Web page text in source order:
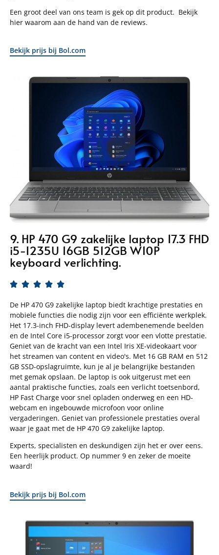
Een groot deel van ons team is gek op dit product. Bekijk
hier waarom aan de hand van de reviews.
Bekijk prijs bij Bol.com
9. HP 470 G9 zakelijke laptop 17.3 FHD
i5-1235U 16GB 512GB W10P
keyboard verlichting.
    
De HP 470 G9 zakelijke laptop biedt krachtige prestaties en
mobiele functies die nodig zijn voor een efficiënte werkplek.
Het 17.3-inch FHD-display levert adembenemende beelden
en de Intel Core i5-processor zorgt voor een vlotte prestatie.
Geniet van de kracht van een Intel Iris XE-videokaart voor
het streamen van content en video's. Met 16 GB RAM en 512
GB SSD-opslagruimte, kun je al je belangrijke bestanden
met gemak opslaan. De laptop is ook uitgerust met een
aantal praktische functies, zoals een verlicht toetsenbord,
HP Fast Charge voor snel opladen onderweg en een HD-
webcam en ingebouwde microfoon voor online
vergaderingen. Geniet van professionele prestaties overal
waar je gaat met de HP 470 G9 zakelijke laptop.
Experts, specialisten en deskundigen zijn het er over eens.
Een heerlijk product. Op nummer 9 en zeker de moeite
waard!
Bekijk prijs bij Bol.com